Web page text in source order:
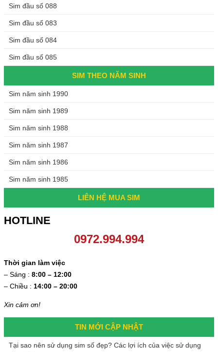
Sim đầu số 088
Sim đầu số 083
Sim đầu số 084
Sim đầu số 085
SIM THEO NĂM SINH
Sim năm sinh 1990
Sim năm sinh 1989
Sim năm sinh 1988
Sim năm sinh 1987
Sim năm sinh 1986
Sim năm sinh 1985
LIÊN HỆ MUA SIM
HOTLINE
0972.994.994
Thời gian làm việc
– Sáng : 8:00 – 12:00
– Chiều : 14:00 – 20:00
Xin cảm ơn!
TIN MỚI CẬP NHẬT
Tại sao nên sử dụng sim số đẹp? Các lợi ích của việc sử dụng